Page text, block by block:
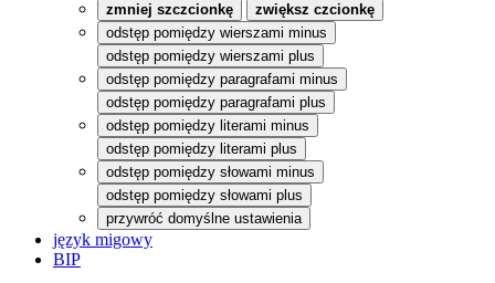
zmniej szczcionkę
zwiększ czcionkę
odstęp pomiędzy wierszami minus
odstęp pomiędzy wierszami plus
odstęp pomiędzy paragrafami minus
odstęp pomiędzy paragrafami plus
odstęp pomiędzy literami minus
odstęp pomiędzy literami plus
odstęp pomiędzy słowami minus
odstęp pomiędzy słowami plus
przywróć domyślne ustawienia
język migowy
BIP